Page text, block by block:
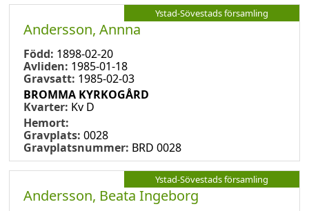
Ystad-Sövestads församling
Andersson, Annna
Född: 1898-02-20
Avliden: 1985-01-18
Gravsatt: 1985-02-03
BROMMA KYRKOGÅRD
Kvarter: Kv D
Hemort:
Gravplats: 0028
Gravplatsnummer: BRD 0028
Ystad-Sövestads församling
Andersson, Beata Ingeborg